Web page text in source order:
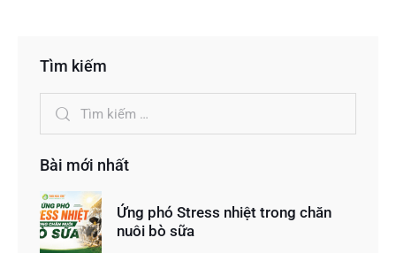
Tìm kiếm
Bài mới nhất
Ứng phó Stress nhiệt trong chăn
nuôi bò sữa